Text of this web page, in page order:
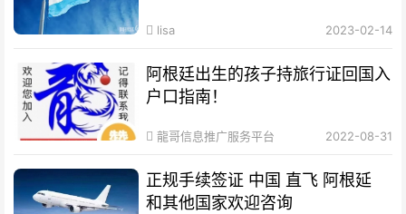
lisa 2023-02-14
阿根廷出生的孩子持旅行证回国入
户口指南！
龍哥信息推广服务平台 2022-08-31
正规手续签证 中国 直飞 阿根延
和其他国家欢迎咨询